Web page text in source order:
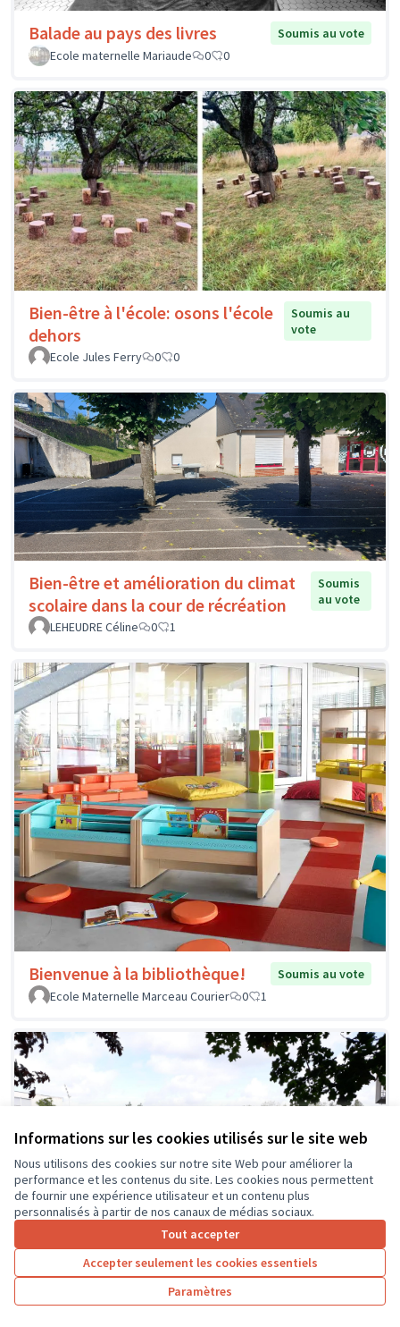
Informations sur les cookies utilisés sur le site web
Nous utilisons des cookies sur notre site Web pour améliorer la
performance et les contenus du site. Les cookies nous permettent
de fournir une expérience utilisateur et un contenu plus
personnalisés à partir de nos canaux de médias sociaux.
Tout accepter
Accepter seulement les cookies essentiels
Paramètres
Balade au pays des livres
Soumis au vote
Ecole maternelle Mariaude
0 0
Bien-être à l'école: osons l'école
dehors
Soumis au
vote
Ecole Jules Ferry
0 0
Bien-être et amélioration du climat
scolaire dans la cour de récréation
Soumis
au vote
LEHEUDRE Céline
0 1
Bienvenue à la bibliothèque!
Soumis au vote
Ecole Maternelle Marceau Courier
0 1